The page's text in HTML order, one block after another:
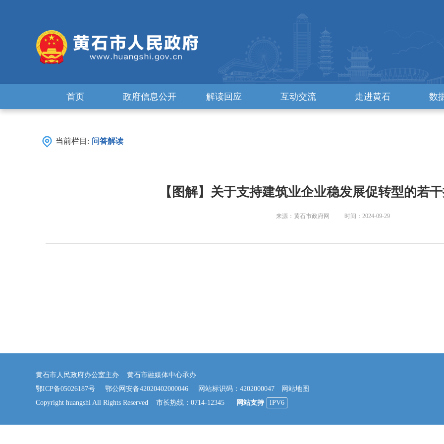
首页 政府信息公开 解读回应 互动交流 走进黄石 数
当前栏目: 问答解读
【图解】关于支持建筑业企业稳发展促转型的若
来源：黄石市政府网 时间：2024-09-29
黄石市人民政府办公室主办 黄石市融媒体中心承办
鄂ICP备05026187号
鄂公网安备42020402000046 网站标识码：4202000047
网站地图
Copyright huangshi All Rights Reserved 市长热线：0714-12345
网站支持 IPV6